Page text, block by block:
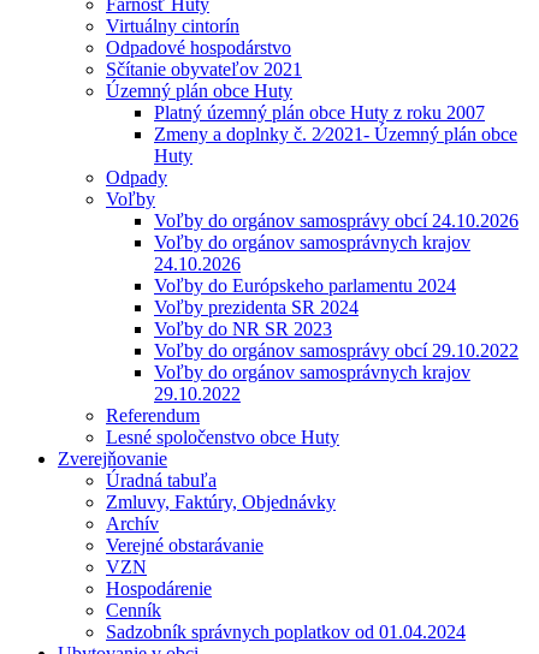
Farnosť Huty
Virtuálny cintorín
Odpadové hospodárstvo
Sčítanie obyvateľov 2021
Územný plán obce Huty
Platný územný plán obce Huty z roku 2007
Zmeny a doplnky č. 2⁄2021- Územný plán obce
Huty
Odpady
Voľby
Voľby do orgánov samosprávy obcí 24.10.2026
Voľby do orgánov samosprávnych krajov
24.10.2026
Voľby do Európskeho parlamentu 2024
Voľby prezidenta SR 2024
Voľby do NR SR 2023
Voľby do orgánov samosprávy obcí 29.10.2022
Voľby do orgánov samosprávnych krajov
29.10.2022
Referendum
Lesné spoločenstvo obce Huty
Zverejňovanie
Úradná tabuľa
Zmluvy, Faktúry, Objednávky
Archív
Verejné obstarávanie
VZN
Hospodárenie
Cenník
Sadzobník správnych poplatkov od 01.04.2024